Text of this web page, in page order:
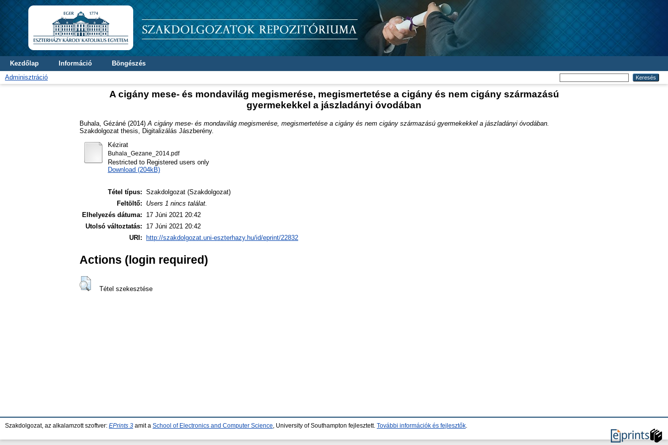
Kezdőlap Információ
Böngészés
Adminisztráció
A cigány mese- és mondavilág megismerése, megismertetése a cigány és nem cigány származású
gyermekekkel a jászladányi óvodában
Buhala, Gézáné (2014) A cigány mese- és mondavilág megismerése, megismertetése a cigány és nem cigány származású gyermekekkel a jászladányi óvodában.
Szakdolgozat thesis, Digitalizálás Jászberény.
Kézirat
Buhala_Gezane_2014.pdf
Restricted to Registered users only
Download (204kB)
Tétel típus: Szakdolgozat (Szakdolgozat)
Feltöltő:
Users 1 nincs találat.
Elhelyezés dátuma:
17 Júni 2021 20:42
Utolsó változtatás:
17 Júni 2021 20:42
URI:
http://szakdolgozat.uni-eszterhazy.hu/id/eprint/22832
Actions (login required)
Tétel szekesztése
Szakdolgozat, az alkalamzott szoftver: EPrints 3 amit a School of Electronics and Computer Science , University of Southampton fejlesztett. További információk és fejlesztők